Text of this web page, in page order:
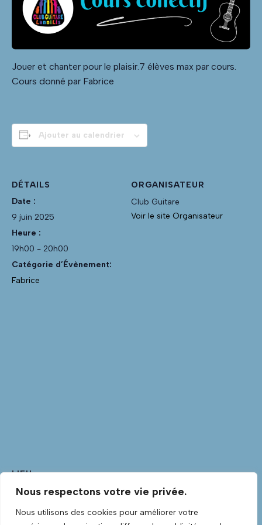
Nous respectons votre vie privée.
Nous utilisons des cookies pour améliorer votre
Jouer et chanter pour le plaisir.7 élèves max par cours.
Cours donné par Fabrice
Ajouter au calendrier
DÉTAILS
Date :
9 juin 2025
Heure :
19h00 - 20h00
Catégorie d’Évènement:
Fabrice
ORGANISATEUR
Club Guitare
Voir le site Organisateur
LIEU
Club Guitare